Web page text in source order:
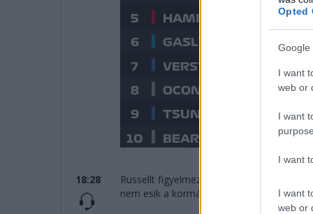
Opted
Google
I want
web or
I want
I want
I want
web or
18:28
Russellt figyelmeztetik, hogy elmehet a
nem esik a kormány.